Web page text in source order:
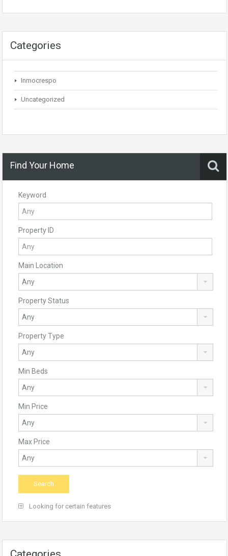
Categories
Inmocrespo
Uncategorized
Find Your Home
Keyword
Property ID
Main Location
Property Status
Property Type
Min Beds
Min Price
Max Price
Looking for certain features